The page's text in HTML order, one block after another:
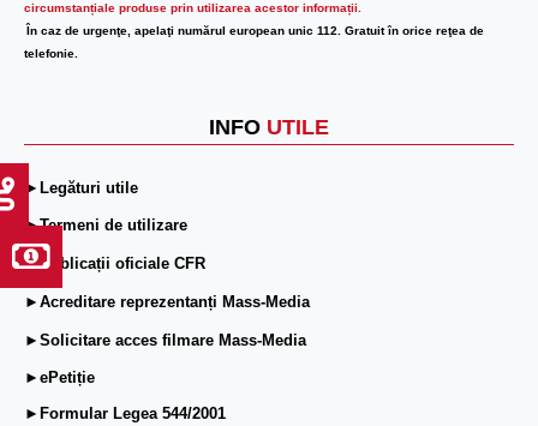
circumstanțiale produse prin utilizarea acestor informații.
În caz de urgenţe, apelaţi numărul european unic 112. Gratuit în orice reţea de
telefonie.
INFO UTILE
►Legături utile
►Termeni de utilizare
►Publicații oficiale CFR
►Acreditare reprezentanți Mass-Media
►Solicitare acces filmare Mass-Media
►ePetiție
►Formular Legea 544/2001